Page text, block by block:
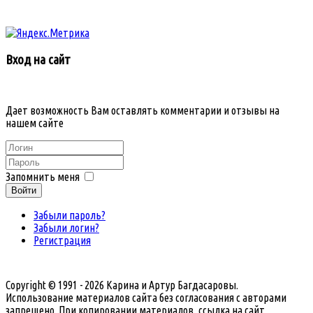
Вход на сайт
Дает возможность Вам оставлять комментарии и отзывы на
нашем сайте
Запомнить меня
Войти
Забыли пароль?
Забыли логин?
Регистрация
Copyright © 1991 - 2026 Карина и Артур Багдасаровы.
Использование материалов сайта без согласования с авторами
запрещено. При копировании материалов, ссылка на сайт